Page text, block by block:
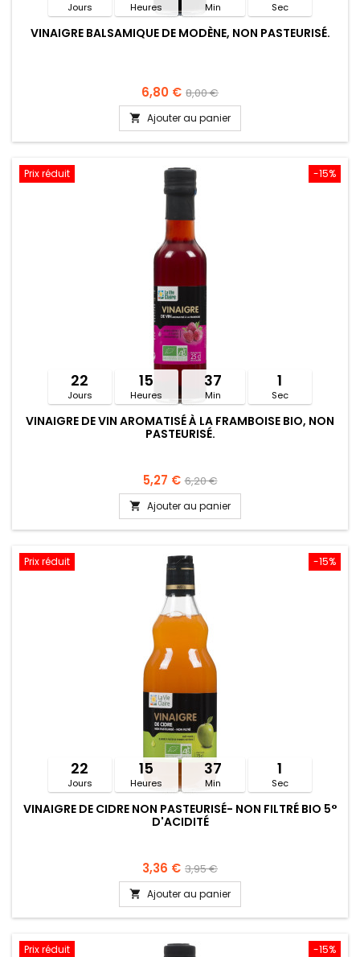
Jours Heures Min Sec
VINAIGRE BALSAMIQUE DE MODÈNE, NON PASTEURISÉ.
6,80 € 8,00 €
 Ajouter au panier
-15%
Prix réduit
22
Jours
15
Heures
37
Min
1
Sec
VINAIGRE DE VIN AROMATISÉ À LA FRAMBOISE BIO, NON
PASTEURISÉ.
5,27 € 6,20 €
 Ajouter au panier
-15%
Prix réduit
22
Jours
15
Heures
37
Min
1
Sec
VINAIGRE DE CIDRE NON PASTEURISÉ- NON FILTRÉ BIO 5°
D'ACIDITÉ
3,36 € 3,95 €
 Ajouter au panier
-15%
Prix réduit